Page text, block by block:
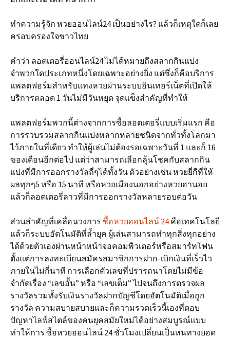
ทำความรู้จัก หวยออนไลน์24 เป็นอย่างไร? แล้วก็เหตุใดก็เลย
ครอบครองใจชาวไทย
คำว่า ลอตเตอรี่ออนไลน์24 ไม่ได้หมายถึงสลากกินแบ่ง
จำพวกใดประเภทหนึ่งโดยเฉพาะอย่างยิ่ง แต่ซึ่งก็คือบริการ
แพลตฟอร์มสำหรับแทงหวยผ่านระบบอินเทอร์เน็ตที่เปิดให้
บริการตลอด 1 วันไม่มีวันหยุด จุดแข็งสำคัญที่ทำให้
แพลตฟอร์มพวกนี้ต่างจากการซื้อลอตเตอรี่แบบเริ่มแรก คือ
การรวบรวมสลากกินแบ่งหลากหลายชนิดจากทั่วทั้งโลกมา
ไว้ภายในที่เดียว ทำให้ผู้เล่นไม่ต้องรอเฉพาะวันที่ 1 และก็ 16
ของเดือนอีกต่อไป แต่ว่าสามารถเลือกลุ้นโชคกับสลากกิน
แบ่งที่มีการออกรางวัลถี่ๆได้ทั้งวัน ตัวอย่างเช่น หวยยี่กีที่ให้
ผลทุกๆ5 หรือ 15 นาที หรือหวยเมืองนอกอย่างหวยฮานอย
แล้วก็ลอตเตอรี่ลาวที่มีการออกรางวัลหลายรอบต่อวัน
ส่วนสำคัญที่เคลื่อนวงการ ซื้อหวยออนไลน์ 24 คือเทคโนโลยี
แล้วก็ระบบอัตโนมัติที่ล้ำยุค ผู้เล่นสามารถทำทุกสิ่งทุกอย่าง
ได้ด้วยตัวเองผ่านหน้าหน้าจอคอมพิวเตอร์หรือสมาร์ทโฟน
ตั้งแต่การลงทะเบียนสมัครสมาชิกการฝาก-เบิกเงินที่เร็วไว
ภายในไม่กี่นาที การเลือกตัวเลขที่ปรารถนาโดยไม่มีข้อ
จำกัดเรื่อง “เลขอั้น” หรือ “เลขเต็ม” ไปจนถึงการตรวจผล
รางวัลรวมทั้งรับเงินรางวัลฝากบัญชีโดยอัตโนมัติเมื่อถูก
รางวัล ความสบายสบายและก็ความรวดเร็วนี้เองที่ตอบ
ปัญหาไลฟ์สไตล์ของคนยุคสมัยใหม่ได้อย่างสมบูรณ์แบบ
ทำให้การ ซื้อหวยออนไลน์ 24 ชั่วโมงเปลี่ยนเป็นหนทางยอด